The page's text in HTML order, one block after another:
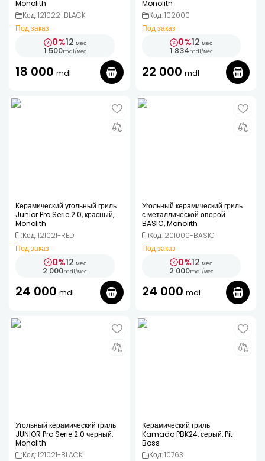
Monolith
Код: 121022-BLACK
Под заказ
0%12 мес
1 500mdl/мес
18 000 mdl
Monolith
Код: 102000
Под заказ
0%12 мес
1 834mdl/мес
22 000 mdl
Керамический угольный гриль
Junior Pro Serie 2.0, красный,
Monolith
Код: 121021-RED
Под заказ
0%12 мес
2 000mdl/мес
24 000 mdl
Угольный керамический гриль
с металлической опорой
BASIC, Monolith
Код: 201000-BASIC
Под заказ
0%12 мес
2 000mdl/мес
24 000 mdl
Угольный керамический гриль
JUNIOR Pro Serie 2.0 черный,
Monolith
Код: 121021-BLACK
Керамический гриль
Kamado PBK24, серый, Pit
Boss
Код: 10763